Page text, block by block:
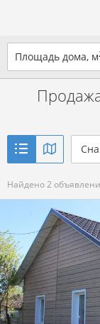
Площадь дома, м
Показать
Найдено 2